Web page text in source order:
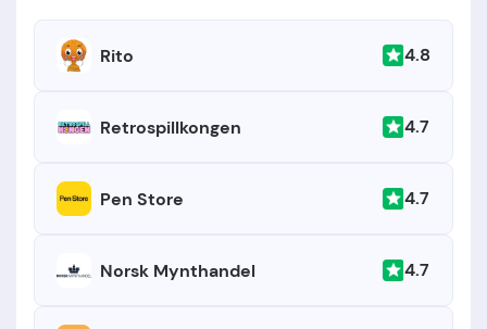
Rito 4.8
Retrospillkongen 4.7
Pen Store 4.7
Norsk Mynthandel 4.7